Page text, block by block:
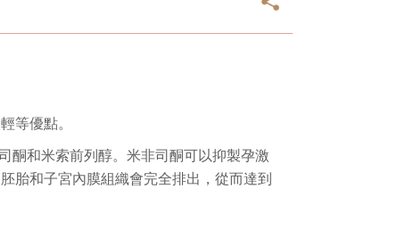
等優點。
酮和米索前列醇。米非司酮可以抑製孕激
胎和子宮內膜組織會完全排出，從而達到